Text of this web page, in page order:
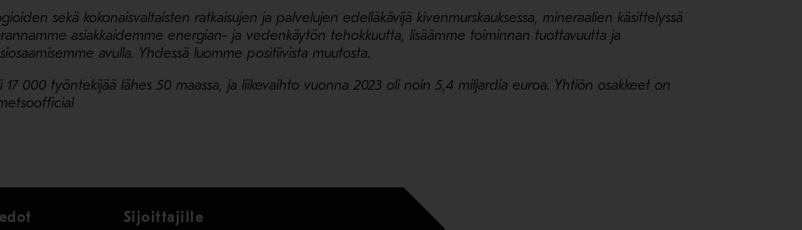
sekä kokonaisvaltaisten ratkaisujen ja palvelujen edelläkävijä kivenmurskauksessa, mineraalien käsittelyssä
asiakkaidemme energian- ja vedenkäytön tehokkuutta, lisäämme toiminnan tuottavuutta ja
avulla. Yhdessä luomme positiivista muutosta.
000 työntekijää lähes 50 maassa, ja liikevaihto vuonna 2023 oli noin 5,4 miljardia euroa. Yhtiön osakkeet on
Sijoittajille